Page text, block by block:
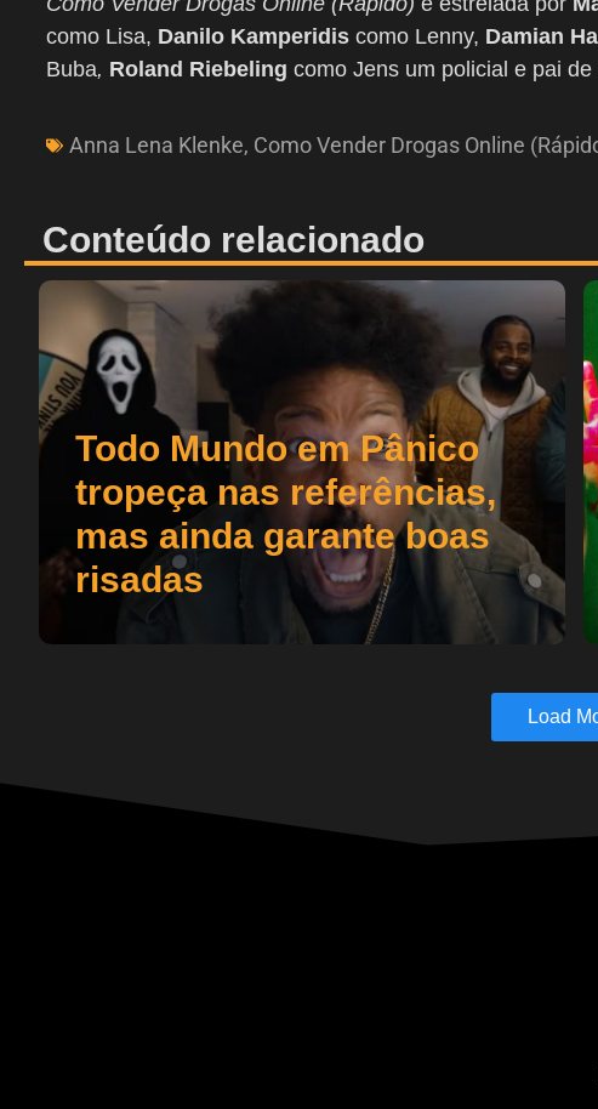
como Lisa, Danilo Kamperidis como Lenny, Damian
Buba, Roland Riebeling como Jens um policial e pai de
Anna Lena Klenke, Como Vender Drogas Online
Conteúdo relacionado
Todo Mundo em Pânico
tropeça nas referências,
mas ainda garante boas
risadas
Load